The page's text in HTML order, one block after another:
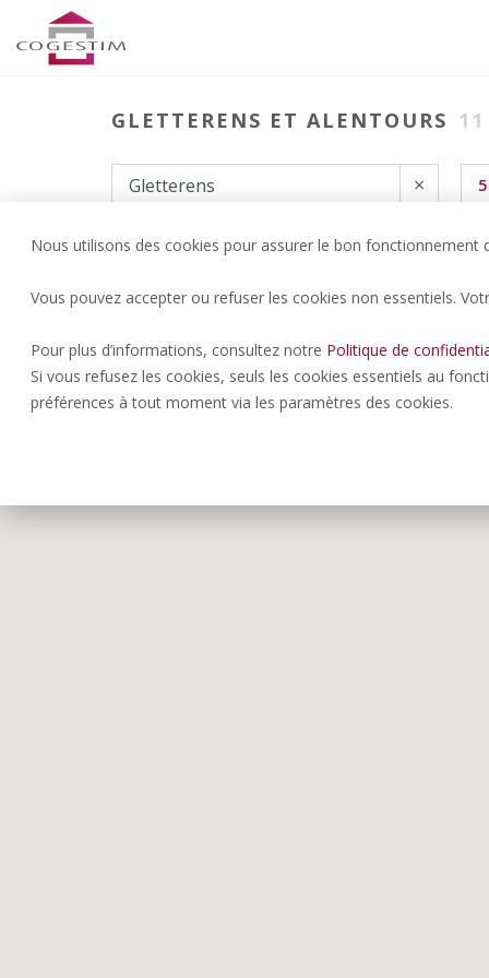
Nous utilisons des cookies pour assurer le bon
Vous pouvez accepter ou refuser les cookies non essentiels.
Pour plus d’informations, consultez notre Politique de
Si vous refusez les cookies, seuls les cookies essentiels au
préférences à tout moment via les paramètres des cookies.
GLETTERENS ET ALENTOURS 11
×